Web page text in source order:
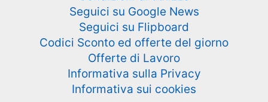
Seguici su Google News
Seguici su Flipboard
Codici Sconto ed offerte del giorno
Offerte di Lavoro
Informativa sulla Privacy
Informativa sui cookies